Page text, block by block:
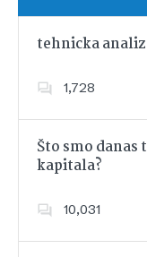
tehnicka
1,728
Što smo
kapitala?
10,031